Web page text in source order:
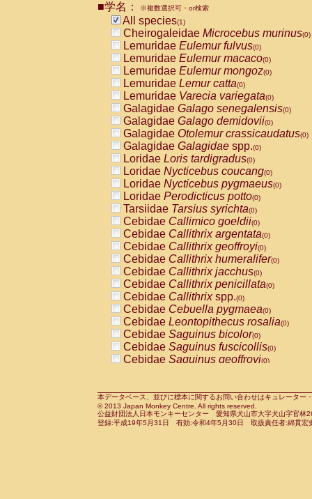
CebidaeCebus nigrivittatus
CebidaeCebus
CebidaeSaimiri boliviensis(0)
CebidaeSaimiri sciureus(0)
AtelidaeAlouatta caraya(0)
AtelidaeAlouatta fusca(0)
AtelidaeAlouatta seniculus
AtelidaeAlouattaspp.(0)
AtelidaeAteles belzebuth(0)
AtelidaeAteles geoffroyi(0)
AtelidaeAteles paniscus(0)
AtelidaeAtelesspp.(0)
Atelidae Lagothrix lagothricha
AtelidaeLagothrix lagothricha cana
PitheciidaeCacajao calvus
PitheciidaeCallicebus cupreus
PitheciidaeCallicebus donacophilus
PitheciidaeCallicebus moloch
PitheciidaeCallicebus torquatus
PitheciidaeCallicebusspp.(0)
PitheciidaeChiropotes satanas(0)
PitheciidaePithecia monachus
PitheciidaePithecia pithecia(0)
CercopithecidaeCercocebus agilis
CercopithecidaeCercocebus
CercopithecidaeCercocebus
CercopithecidaeCercocebus
CercopithecidaeCercocebus
CercopithecidaeCercocebushybrid
CercopithecidaePapio anubis(0)
CercopithecidaePapio cynocephalus
CercopithecidaePapio hamadryas(0)
■学名： ※複数選択可・or検索
All species(1)
Cheirogaleidae Microcebus murinus(0)
Lemuridae Eulemur fulvus(0)
Lemuridae Eulemur macaco(0)
Lemuridae Eulemur mongoz(0)
Lemuridae Lemur catta(0)
Lemuridae Varecia variegata(0)
Galagidae Galago senegalensis(0)
Galagidae Galago demidovii(0)
Galagidae Otolemur crassicaudatus(0)
Galagidae Galagidae spp.(0)
Loridae Loris tardigradus(0)
Loridae Nycticebus coucang(0)
Loridae Nycticebus pygmaeus(0)
Loridae Perodicticus potto(0)
Tarsiidae Tarsius syrichta(0)
Cebidae Callimico goeldii(0)
Cebidae Callithrix argentata(0)
Cebidae Callithrix geoffroyi(0)
Cebidae Callithrix humeralifer(0)
Cebidae Callithrix jacchus(0)
Cebidae Callithrix penicillata(0)
Cebidae Callithrixspp.(0)
Cebidae Cebuella pygmaea(0)
Cebidae Leontopithecus rosalia(0)
Cebidae Saguinus bicolor(0)
Cebidae Saguinus fuscicollis(0)
Cebidae Saguinus geoffroyi(0)
CebidaeSaguinus leucopus(0)
CebidaeSaguinus midas(0)
Cebidae Saguinus mystax(0)
本データベース、並びに標本に関するお問い合わせはキュレータ
© 2013 Japan Monkey Centre. All rights reserved.
公益財団法人日本モンキーセンター 愛知県犬山市大字犬山字官
登録:平成19年5月31日 有効:令和4年5月30日 取扱責任者:綿貫宏